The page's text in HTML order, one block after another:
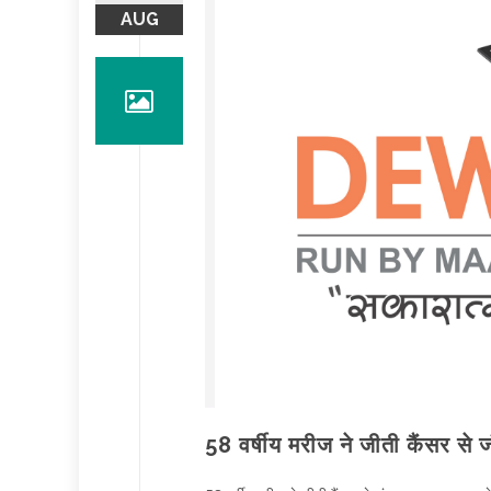
AUG
58 वर्षीय मरीज ने जीती कैंसर से